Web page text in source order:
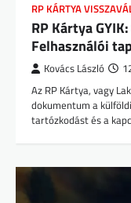
RP KÁRTYA
RP Kártya
Felhasználói
Kovács László
Az RP Kártya, vagy
dokumentum a
tartózkodást és a